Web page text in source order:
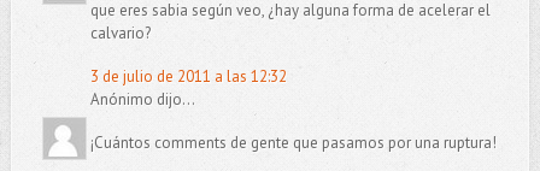
que eres sabia según veo, ¿hay alguna forma de acelerar el
calvario?
3 de julio de 2011 a las 12:32
Anónimo dijo...
¡Cuántos comments de gente que pasamos por una ruptura!